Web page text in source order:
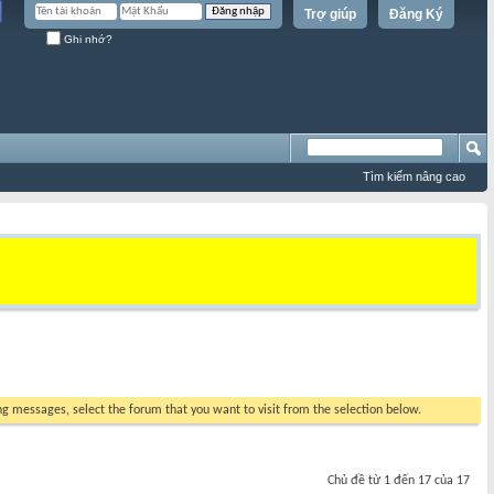
Đăng Ký
Trợ giúp
Ghi nhớ?
Tìm kiếm nâng cao
messages, select the forum that you want to visit from the selection below.
Chủ đề từ 1 đến 17 của 17